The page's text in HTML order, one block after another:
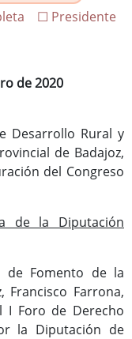
☐ Presidente
de 2020
Desarrollo Rural y
de Badajoz,
del Congreso
de la Diputación
Fomento de la
Francisco Farrona,
I Foro de Derecho
la Diputación de